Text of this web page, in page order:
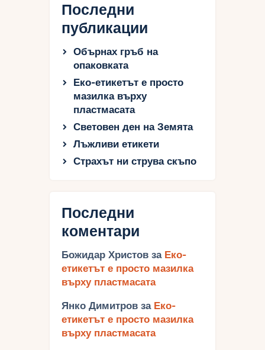
Последни
публикации
Обърнах гръб на
опаковката
Еко-етикетът е просто
мазилка върху
пластмасата
Световен ден на Земята
Лъжливи етикети
Страхът ни струва скъпо
Последни
коментари
Божидар Христов за Еко-
етикетът е просто мазилка
върху пластмасата
Янко Димитров за Еко-
етикетът е просто мазилка
върху пластмасата